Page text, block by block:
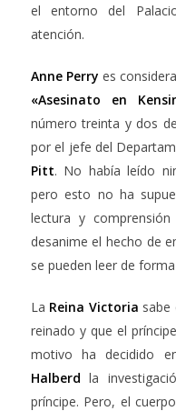
el entorno del
atención.
Anne Perry es
«Asesinato en
número treinta y dos
por el jefe del
Pitt. No había leído
pero esto no ha
lectura y
desanime el hecho de
se pueden leer de
La Reina Victoria sabe
reinado y que el
motivo ha decidido
Halberd la
príncipe. Pero, el